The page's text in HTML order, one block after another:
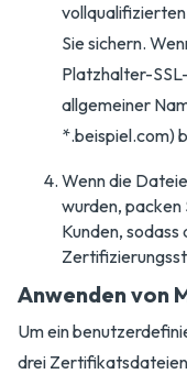
Sie sichern.
Platzhalter-
allgemeiner
*.beispiel.com)
Wenn die
wurden, packen
Kunden,
Anwenden von
Um ein
drei